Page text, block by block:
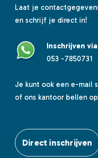
Laat je
en schrijf je direct in!
Inschrijven
053 -7850731
Je kunt ook een e-mail
of ons kantoor bellen
Direct inschrijven